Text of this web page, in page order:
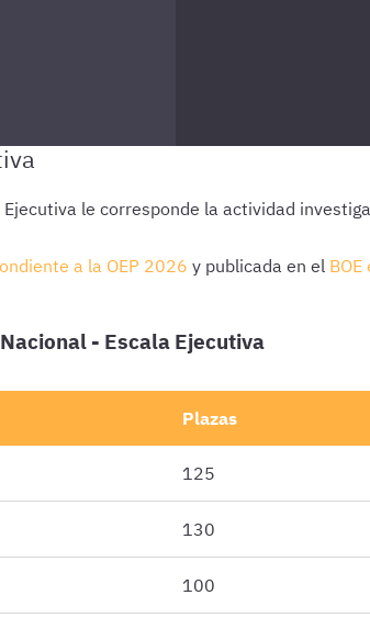
Ejecutiva le corresponde la actividad
a la OEP 2026 y publicada en el
- Escala Ejecutiva
Plazas
125
130
100